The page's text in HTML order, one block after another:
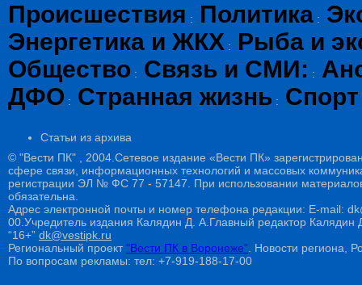
Происшествия : Политика :
Энергетика и ЖКХ :
Рыба и
Общество : Связь и СМИ: :
ДФО : Странная жизнь : Спорт
Статьи из архива
© "Вести ПК" , 2004.Сетевое издание «Вести ПК»
сфере связи, информационных технологий и массовых
регистрации ЭЛ № ФС 77 - 57147. При использовании
обязательна.
Адрес электронной почты и номер телефона редакции: E-mail:
00.Учредитель издания Калядин Д. А.Главный редактор
“16+” dk@vestipk.ru
Региональный проект"Вести ПК в Воронеже" . Новости региона,
По вопросам рекламы: тел: +7-919-188-17-00